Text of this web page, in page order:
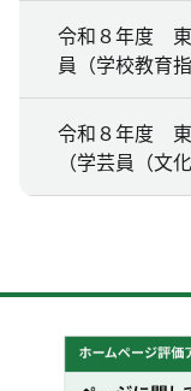
令和８年度
員（学校教育
令和８年度 東
（学芸員（文